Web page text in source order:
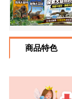
商品特色